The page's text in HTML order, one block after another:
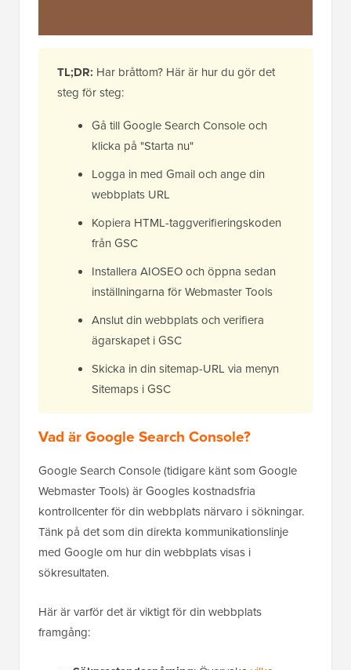
TL;DR: Har bråttom? Här är hur du gör det
steg för steg:
Gå till Google Search Console och
klicka på "Starta nu"
Logga in med Gmail och ange din
webbplats URL
Kopiera HTML-taggverifieringskoden
från GSC
Installera AIOSEO och öppna sedan
inställningarna för Webmaster Tools
Anslut din webbplats och verifiera
ägarskapet i GSC
Skicka in din sitemap-URL via menyn
Sitemaps i GSC
Vad är Google Search Console?
Google Search Console (tidigare känt som Google
Webmaster Tools) är Googles kostnadsfria
kontrollcenter för din webbplats närvaro i sökningar.
Tänk på det som din direkta kommunikationslinje
med Google om hur din webbplats visas i
sökresultaten.
Här är varför det är viktigt för din webbplats
framgång: